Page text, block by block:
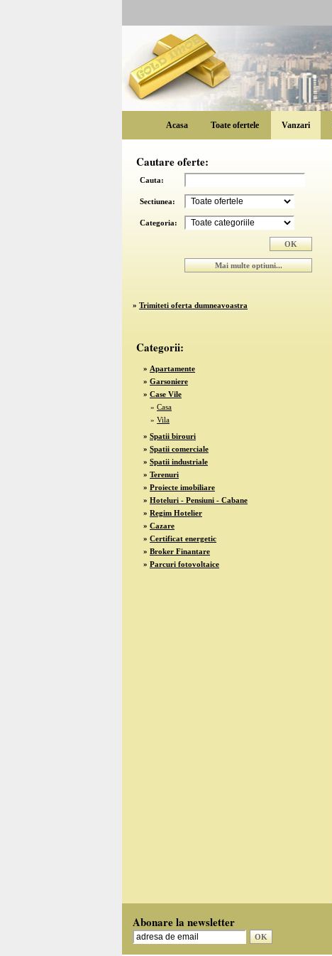
Acasa Toate ofertele Vanzari
Cautare oferte:
Cauta:
Sectiunea:
Categoria:
» Trimiteti oferta dumneavoastra
Categorii:
» Apartamente
» Garsoniere
» Case Vile
» Casa
» Vila
» Spatii birouri
» Spatii comerciale
» Spatii industriale
» Terenuri
» Proiecte imobiliare
» Hoteluri - Pensiuni - Cabane
» Regim Hotelier
» Cazare
» Certificat energetic
» Broker Finantare
» Parcuri fotovoltaice
Abonare la newsletter